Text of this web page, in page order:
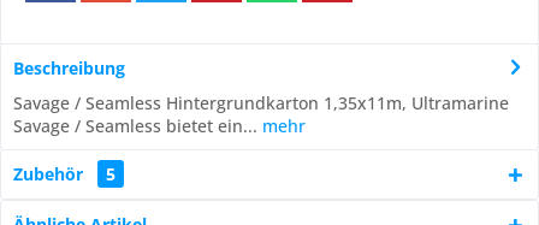
Beschreibung
Savage / Seamless Hintergrundkarton 1,35x11m, Ultramarine
Savage / Seamless bietet ein... mehr
Zubehör 5